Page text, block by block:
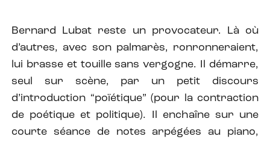
Bernard Lubat reste un provocateur. Là où
d’autres, avec son palmarès, ronronneraient,
lui brasse et touille sans vergogne. Il démarre,
seul sur scène, par un petit discours
d’introduction “poïétique” (pour la contraction
de poétique et politique). Il enchaîne sur une
courte séance de notes arpégées au piano,